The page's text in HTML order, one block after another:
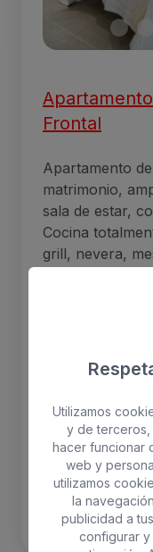
Frontal
Apartamento
matrimonio,
sala de estar,
Cocina
grill, nevera,
WiFi gratis
Caja fuerte
Utilizamos
y de terceros,
hacer funcionar
web y
utilizamos
la
publicidad a
configurar